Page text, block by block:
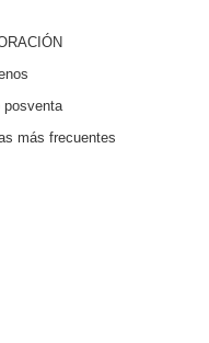
posventa
más frecuentes